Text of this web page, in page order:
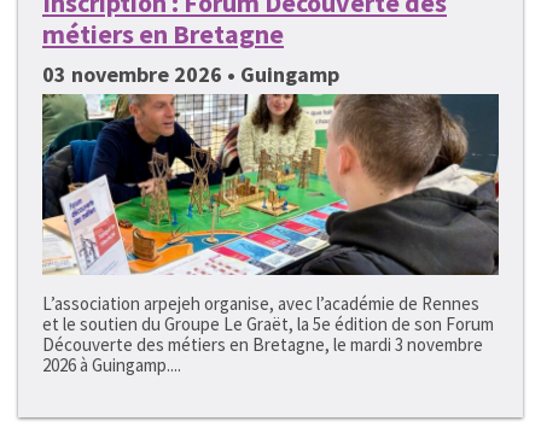
métiers en Bretagne
03 novembre 2026 • Guingamp
L’association arpejeh organise, avec l’académie de Rennes
et le soutien du Groupe Le Graët, la 5e édition de son Forum
Découverte des métiers en Bretagne, le mardi 3 novembre
2026 à Guingamp....